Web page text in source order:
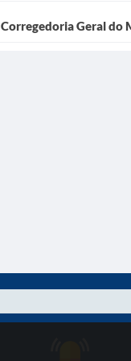
Corregedoria Geral do